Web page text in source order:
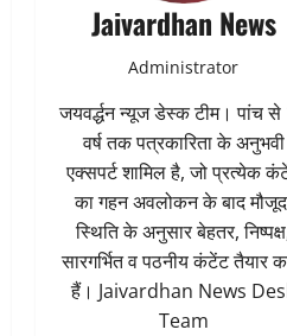
Jaivardhan News
Administrator
जयवर्द्धन न्यूज डेस्क टीम। पांच
वर्ष तक पत्रकारिता के अनुभवी
एक्सपर्ट शामिल है, जो प्रत्येक
का गहन अवलोकन के बाद
स्थिति के अनुसार बेहतर,
सारगर्भित व पठनीय कंटेंट तैयार
हैं। Jaivardhan News
Team